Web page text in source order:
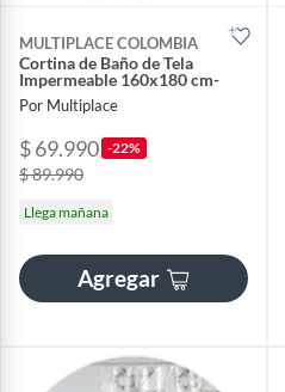
MULTIPLACE COLOMBIA
Cortina de Baño de Tela
Impermeable 160x180 cm-
Por Multiplace
$ 69.990 -22%
$ 89.990
Llega mañana
Agregar